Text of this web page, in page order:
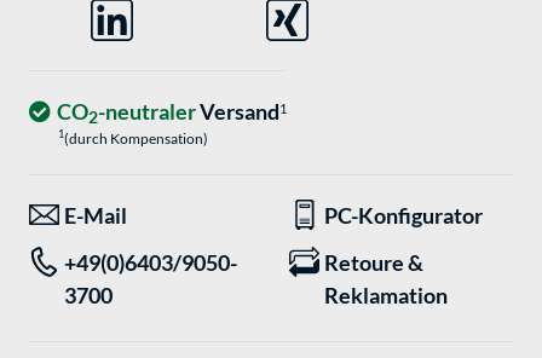
CO2-neutralerVersand1
1(durch Kompensation)
E-Mail
PC-Konfigurator
+49(0)6403/9050-
3700
Retoure &
Reklamation